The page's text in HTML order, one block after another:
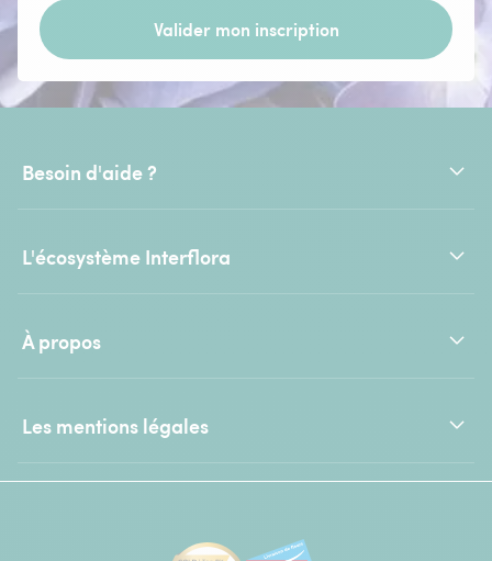
Valider mon inscription
Besoin d'aide ?
L'écosystème Interflora
À propos
Les mentions légales